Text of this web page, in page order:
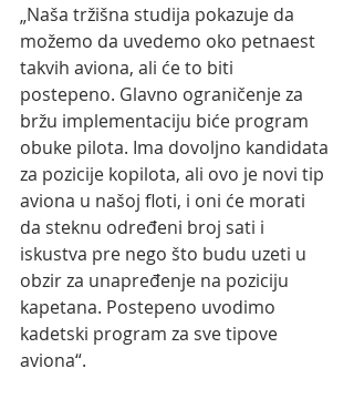
„Naša tržišna studija pokazuje da
možemo da uvedemo oko petnaest
takvih aviona, ali će to biti
postepeno. Glavno ograničenje za
bržu implementaciju biće program
obuke pilota. Ima dovoljno kandidata
za pozicije kopilota, ali ovo je novi tip
aviona u našoj floti, i oni će morati
da steknu određeni broj sati i
iskustva pre nego što budu uzeti u
obzir za unapređenje na poziciju
kapetana. Postepeno uvodimo
kadetski program za sve tipove
aviona“.